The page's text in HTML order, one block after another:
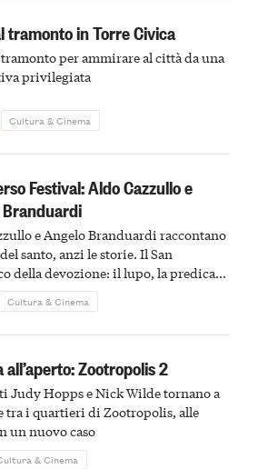
tramonto in Torre Civica
per ammirare al città da una
privilegiata
Cultura & Cinema
Festival: Aldo Cazzullo e
e Angelo Branduardi raccontano
santo, anzi le storie. Il San
della devozione: il lupo, la predica
le stimmate
Cultura & Cinema
all’aperto: Zootropolis 2
Judy Hopps e Nick Wilde tornano a
tra i quartieri di Zootropolis, alle
un nuovo caso
& Cinema